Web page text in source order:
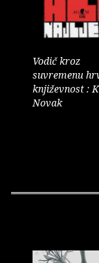
Vodič kroz
suvremenu
književnost :
Novak